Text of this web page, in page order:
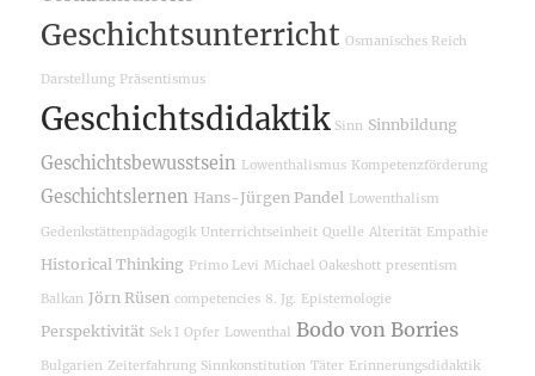
Geschichtsunterricht Osmanisches Reich
Darstellung Präsentismus
Geschichtsdidaktik Sinn Sinnbildung
Geschichtsbewusstsein Lowenthalismus Kompetenzförderung
Geschichtslernen Hans-Jürgen Pandel Lowenthalism
Gedenkstättenpädagogik Unterrichtseinheit Quelle Alterität Empathie
Historical Thinking Primo Levi Michael Oakeshott presentism
Balkan Jörn Rüsen competencies 8. Jg. Epistemologie
Perspektivität Sek I Opfer Lowenthal Bodo von Borries
Bulgarien Zeiterfahrung Sinnkonstitution Täter Erinnerungsdidaktik